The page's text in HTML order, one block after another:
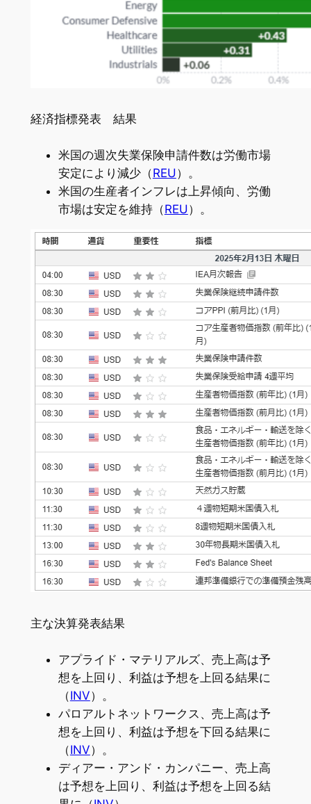
経済指標発表 結果
米国の週次失業保険申請件数は労働市場
安定により減少（REU）。
米国の生産者インフレは上昇傾向、労働
市場は安定を維持（REU）。
主な決算発表結果
アプライド・マテリアルズ、売上高は予
想を上回り、利益は予想を上回る結果に
（INV）。
パロアルトネットワークス、売上高は予
想を上回り、利益は予想を下回る結果に
（INV）。
ディアー・アンド・カンパニー、売上高
は予想を上回り、利益は予想を上回る結